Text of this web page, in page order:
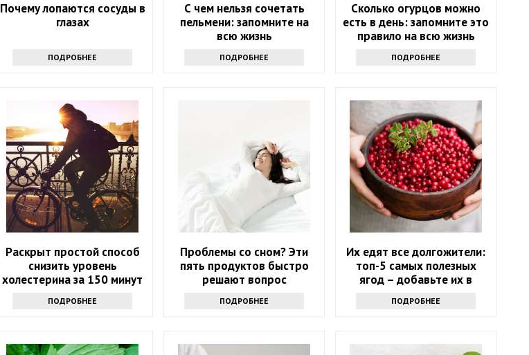
Почему лопаются сосуды в
глазах
ПОДРОБНЕЕ
С чем нельзя сочетать
пельмени: запомните на
всю жизнь
ПОДРОБНЕЕ
Сколько огурцов можно
есть в день: запомните это
правило на всю жизнь
ПОДРОБНЕЕ
Раскрыт простой способ
снизить уровень
холестерина за 150 минут
ПОДРОБНЕЕ
Проблемы со сном? Эти
пять продуктов быстро
решают вопрос
ПОДРОБНЕЕ
Их едят все долгожители:
топ-5 самых полезных
ягод – добавьте их в
ПОДРОБНЕЕ